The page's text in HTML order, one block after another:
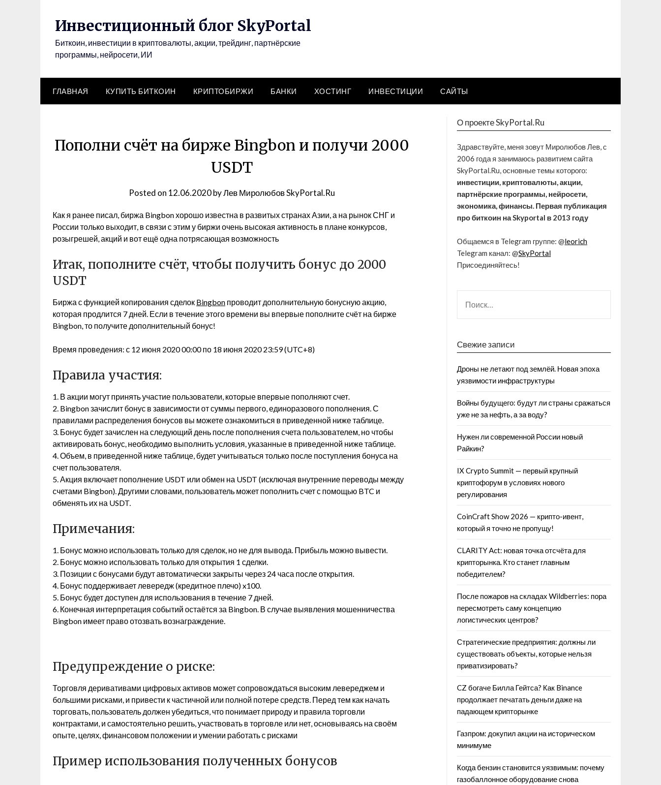
Инвестиционный блог SkyPortal
Биткоин, инвестиции в криптовалюты, акции, трейдинг, партнёрские
программы, нейросети, ИИ
ГЛАВНАЯ КУПИТЬ БИТКОИН КРИПТОБИРЖИ БАНКИ ХОСТИНГ ИНВЕСТИЦИИ САЙТЫ
Пополни счёт на бирже Bingbon и получи 2000
USDT
Posted on 12.06.2020byЛев Миролюбов SkyPortal.Ru
Как я ранее писал, биржа Bingbon хорошо известна в развитых странах Азии, а на рынок СНГ и
России только выходит, в связи с этим у биржи очень высокая активность в плане конкурсов,
розыгрешей, акций и вот ещё одна потрясающая возможность
Итак, пополните счёт, чтобы получить бонус до 2000
USDT
Биржа с функцией копирования сделок Bingbon проводит дополнительную бонусную акцию,
которая продлится 7 дней. Если в течение этого времени вы впервые пополните счёт на бирже
Bingbon, то получите дополнительный бонус!
Время проведения: с 12 июня 2020 00:00 по 18 июня 2020 23:59 (UTC+8)
Правила участия:
1. В акции могут принять участие пользователи, которые впервые пополняют счет.
2. Bingbon зачислит бонус в зависимости от суммы первого, единоразового пополнения. С
правилами распределения бонусов вы можете ознакомиться в приведенной ниже таблице.
3. Бонус будет зачислен на следующий день после пополнения счета пользователем, но чтобы
активировать бонус, необходимо выполнить условия, указанные в приведенной ниже таблице.
4. Объем, в приведенной ниже таблице, будет учитываться только после поступления бонуса на
счет пользователя.
5. Акция включает пополнение USDT или обмен на USDT (исключая внутренние переводы между
счетами Bingbon). Другими словами, пользователь может пополнить счет с помощью BTC и
обменять их на USDT.
Примечания:
1. Бонус можно использовать только для сделок, но не для вывода. Прибыль можно вывести.
2. Бонус можно использовать только для открытия 1 сделки.
3. Позиции с бонусами будут автоматически закрыты через 24 часа после открытия.
4. Бонус поддерживает левередж (кредитное плечо) x100.
5. Бонус будет доступен для использования в течение 7 дней.
6. Конечная интерпретация событий остаётся за Bingbon. В случае выявления мошенничества
Bingbon имеет право отозвать вознаграждение.
Предупреждение о риске:
Торговля деривативами цифровых активов может сопровождаться высоким левереджем и
большими рисками, и привести к частичной или полной потере средств. Перед тем как начать
торговать, пользователь должен убедиться, что понимает природу и правила торговли
контрактами, и самостоятельно решить, участвовать в торговле или нет, основываясь на своём
опыте, целях, финансовом положении и умении работать с рисками
Пример использования полученных бонусов
О проекте SkyPortal.Ru
Здравствуйте, меня зовут Миролюбов Лев, с
2006 года я занимаюсь развитием сайта
SkyPortal.Ru, основные темы которого:
инвестиции, криптовалюты, акции,
партнёрские программы, нейросети,
экономика, финансы. Первая публикация
про биткоин на Skyportal в 2013 году
Общаемся в Telegram группе: @leorich
Telegram канал: @SkyPortal
Присоединяйтесь!
Свежие записи
Дроны не летают под землёй. Новая эпоха
уязвимости инфраструктуры
Войны будущего: будут ли страны сражаться
уже не за нефть, а за воду?
Нужен ли современной России новый
Райкин?
IX Crypto Summit — первый крупный
криптофорум в условиях нового
регулирования
CoinCraft Show 2026 — крипто-ивент,
который я точно не пропущу!
CLARITY Act: новая точка отсчёта для
крипторынка. Кто станет главным
победителем?
После пожаров на складах Wildberries: пора
пересмотреть саму концепцию
логистических центров?
Стратегические предприятия: должны ли
существовать объекты, которые нельзя
приватизировать?
CZ богаче Билла Гейтса? Как Binance
продолжает печатать деньги даже на
падающем крипторынке
Газпром: докупил акции на историческом
минимуме
Когда бензин становится уязвимым: почему
газобаллонное оборудование снова